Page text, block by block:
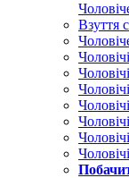
Взуття